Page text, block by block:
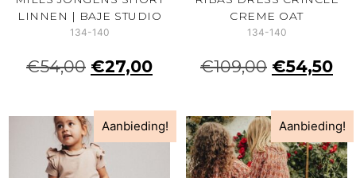
LINNEN | BAJE STUDIO
134-140
€54,00 €27,00
CREME OAT
134-140
€109,00 €54,50
Aanbieding! Aanbieding!